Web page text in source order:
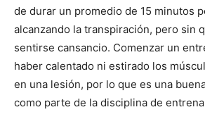
de durar un promedio de 15 minutos
alcanzando la transpiración, pero sin
sentirse cansancio. Comenzar un
haber calentado ni estirado los
en una lesión, por lo que es una
como parte de la disciplina de